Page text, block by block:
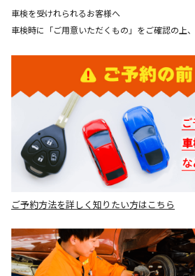
車検を受けれられるお客様へ
車検時に「ご用意いただくもの」をご確認の上
ご予約方法を詳しく知りたい方はこちら